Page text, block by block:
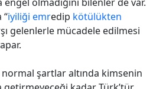
olmadığını bilenler de var.
“iyiliği emredip kötülükten
gelenlerle mücadele edilmesi
normal şartlar altında kimsenin